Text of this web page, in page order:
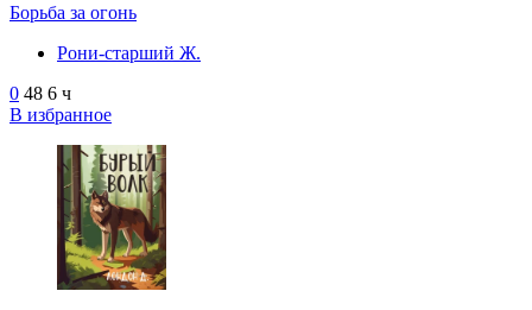
Борьба за огонь
Рони-старший Ж.
0 48 6 ч
В избранное